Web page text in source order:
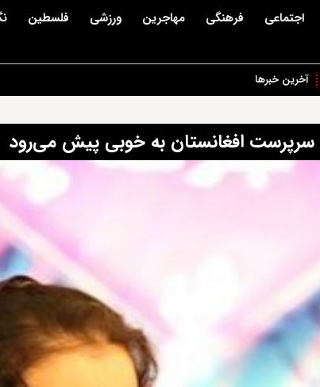
اجتماعی فرهنگی مهاجرین ورزشی فلسطین
آخرین خبرها
افغانستان به خوبی پیش می‌رود